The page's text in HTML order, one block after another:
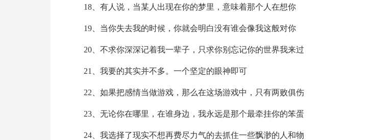
18、有人说，当某人出现在你的梦里，意味着那个人在想你
19、当你失去我的时候，你就会明白没有谁会像我这般对你
20、不求你深深记着我一辈子，只求你别忘记你的世界我来过
21、我要的其实并不多。一个坚定的眼神即可
22、如果把感情当做游戏，那么在这场游戏中，只有两败俱伤
23、无论你在哪里，在谁身边，我永远是那个最牵挂你的笨蛋
24、我选择了现实不想再费尽力气的去抓住一些飘渺的人和物